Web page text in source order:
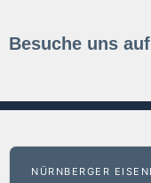
Besuche uns
NÜRNBERGER